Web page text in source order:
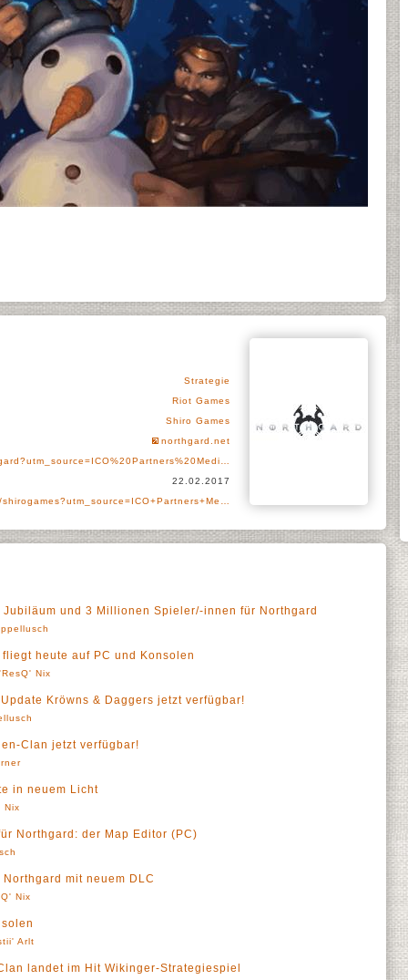
Strategie
Riot Games
Shiro Games
northgard.net
22.02.2017
und 3 Millionen Spieler/-innen für Northgard
heute auf PC und Konsolen
Nix
Kröwns & Daggers jetzt verfügbar!
Clan jetzt verfügbar!
in neuem Licht
Nix
Northgard: der Map Editor (PC)
mit neuem DLC
Nix
Arlt
landet im Hit Wikinger-Strategiespiel